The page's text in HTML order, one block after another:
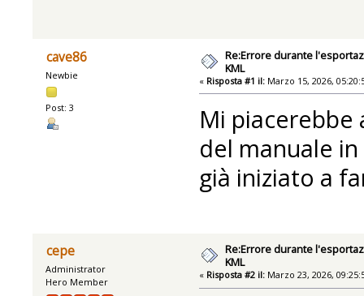
cave86
Newbie
Post: 3
Re:Errore durante
KML
« Risposta #1 il:Marzo 15, 2026,
Mi piacerebbe
del manuale
già iniziato a
cepe
Administrator
Hero Member
Re:Errore durante
KML
« Risposta #2 il:Marzo 23, 2026,